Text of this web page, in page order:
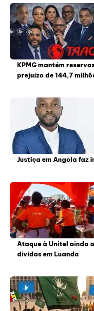
KPMG mantém
prejuízo de 144,7
Justiça em Angola faz
Ataque à Unitel ainda
dívidas em Luanda